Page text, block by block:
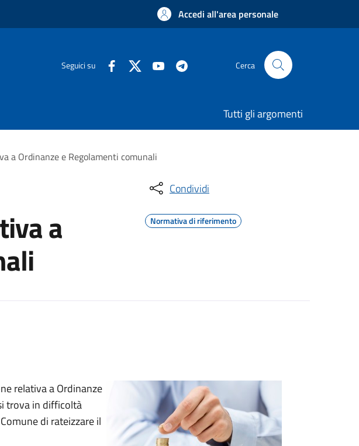
Accedi all'area personale
Seguici su Cerca
Tutti gli argomenti
a Ordinanze e Regolamenti comunali
a
Condividi
Normativa di riferimento
relativa a Ordinanze
trova in difficoltà
di rateizzare il